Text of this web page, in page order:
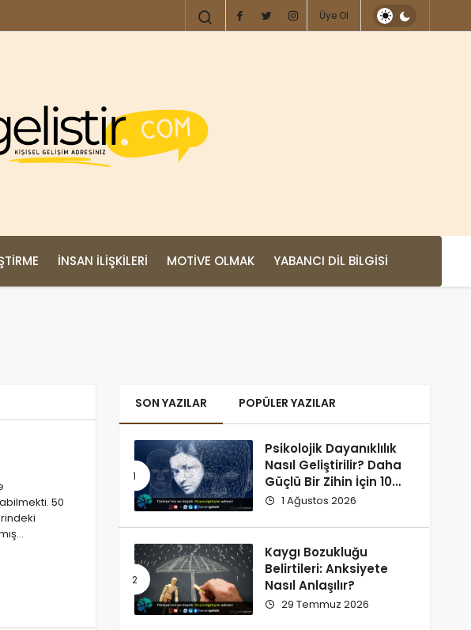
Üye Ol
İNSAN İLIŞKILERI MOTIVE OLMAK YABANCI DIL BILGISI
50
SON YAZILAR POPÜLER YAZILAR
Psikolojik Dayanıklılık
Nasıl Geliştirilir? Daha
Güçlü Bir Zihin İçin 10
Alışkanlık
1 Ağustos 2026
Kaygı Bozukluğu
Belirtileri: Anksiyete
Nasıl Anlaşılır?
29 Temmuz 2026